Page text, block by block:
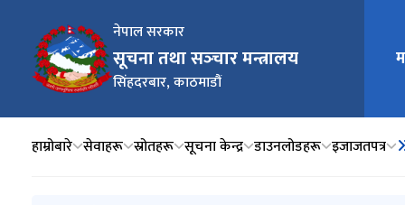
नेपाल सरकार
सूचना तथा सञ्‍चार मन्त्रालय
सिंहदरबार, काठमाडौं
हाम्रोबारे सेवाहरू स्रोतहरू सूचना केन्द्र डाउनलोडहरू इजाजतपत्र